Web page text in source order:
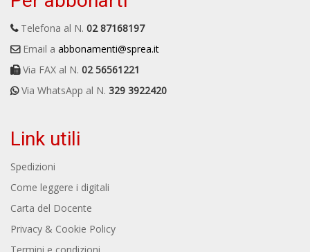
Telefona al N. 02 87168197
Email a abbonamenti@sprea.it
Via FAX al N. 02 56561221
Via WhatsApp al N. 329 3922420
Link utili
Spedizioni
Come leggere i digitali
Carta del Docente
Privacy & Cookie Policy